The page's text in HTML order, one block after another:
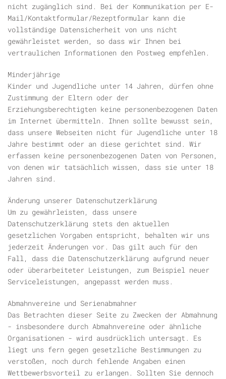
nicht zugänglich sind. Bei der Kommunikation per E-
Mail/Kontaktformular/Rezeptformular kann die
vollständige Datensicherheit von uns nicht
gewährleistet werden, so dass wir Ihnen bei
vertraulichen Informationen den Postweg empfehlen.
Minderjährige
Kinder und Jugendliche unter 14 Jahren, dürfen ohne
Zustimmung der Eltern oder der
Erziehungsberechtigten keine personenbezogenen Daten
im Internet übermitteln. Ihnen sollte bewusst sein,
dass unsere Webseiten nicht für Jugendliche unter 18
Jahre bestimmt oder an diese gerichtet sind. Wir
erfassen keine personenbezogenen Daten von Personen,
von denen wir tatsächlich wissen, dass sie unter 18
Jahren sind.
Änderung unserer Datenschutzerklärung
Um zu gewährleisten, dass unsere
Datenschutzerklärung stets den aktuellen
gesetzlichen Vorgaben entspricht, behalten wir uns
jederzeit Änderungen vor. Das gilt auch für den
Fall, dass die Datenschutzerklärung aufgrund neuer
oder überarbeiteter Leistungen, zum Beispiel neuer
Serviceleistungen, angepasst werden muss.
Abmahnvereine und Serienabmahner
Das Betrachten dieser Seite zu Zwecken der Abmahnung
- insbesondere durch Abmahnvereine oder ähnliche
Organisationen - wird ausdrücklich untersagt. Es
liegt uns fern gegen gesetzliche Bestimmungen zu
verstoßen, noch durch fehlende Angaben einen
Wettbewerbsvorteil zu erlangen. Sollten Sie dennoch